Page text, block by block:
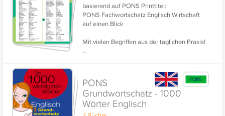
basierend auf PONS Printtitel:
PONS Fachwortschatz Englisch Wirtschaft
auf einen Blick
Mit vielen Begriffen aus der täglichen Praxis!
...
PONS
Grundwortschatz - 1000
Wörter Englisch